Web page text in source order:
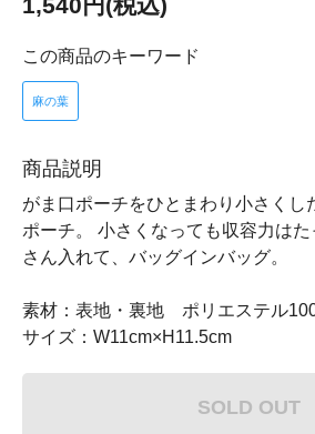
この商品のキーワード
麻の葉
商品説明
がま口ポーチをひとまわり小さくし
ポーチ。 小さくなっても収容力はた
さん入れて、バッグインバッグ。
素材：表地・裏地 ポリエステル
サイズ：W11cm×H11.5cm
SOLD OUT